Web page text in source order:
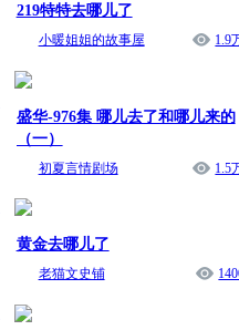
219特特去哪儿了
小暖姐姐的故事屋 1.9
盛华-976集 哪儿去了和哪儿来的
（一）
初夏言情剧场 1.5
黄金去哪儿了
老猫文史铺